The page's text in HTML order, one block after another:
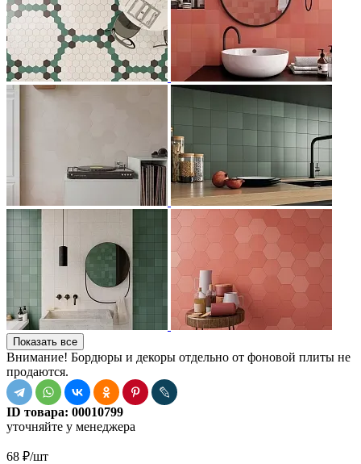
Показать все
Внимание! Бордюры и декоры отдельно от фоновой плиты не
продаются.
ID товара: 00010799
уточняйте у менеджера
68 ₽/шт